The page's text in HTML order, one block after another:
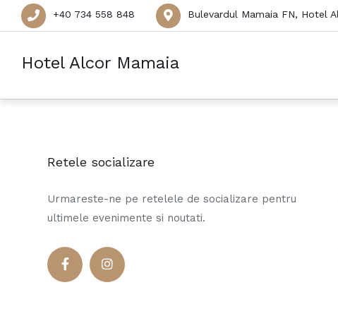
+40 734 558 848 Bulevardul Mamaia FN, Hotel
Hotel Alcor Mamaia
Retele socializare
Urmareste-ne pe retelele de socializare pentru
ultimele evenimente si noutati.